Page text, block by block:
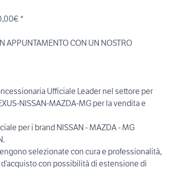
*
APPUNTAMENTO CON UN NOSTRO
Ufficiale Leader nel settore per
NISSAN-MAZDA-MG per la vendita e
per i brand NISSAN - MAZDA - MG
selezionate con cura e professionalità,
con possibilità di estensione di